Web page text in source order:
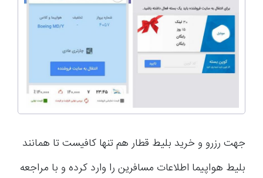
جهت رزرو و خرید بلیط قطار هم تنها کافیست تا همانند
بلیط هواپیما اطلاعات مسافرین را وارد کرده و با مراجعه